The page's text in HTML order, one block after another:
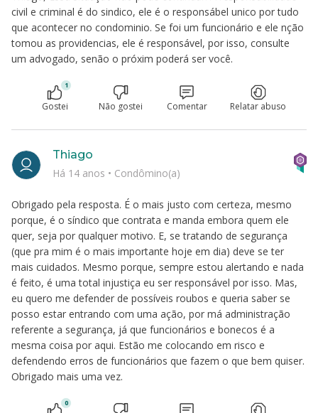
civil e criminal é do sindico, ele é o responsábel unico por tudo
que acontecer no condominio. Se foi um funcionário e ele nção
tomou as providencias, ele é responsável, por isso, consulte
um advogado, senão o próxim poderá ser você.
1
Gostei Não gostei Comentar Relatar abuso
Obrigado pela resposta. É o mais justo com certeza, mesmo
porque, é o síndico que contrata e manda embora quem ele
quer, seja por qualquer motivo. E, se tratando de segurança
(que pra mim é o mais importante hoje em dia) deve se ter
mais cuidados. Mesmo porque, sempre estou alertando e nada
é feito, é uma total injustiça eu ser responsável por isso. Mas,
eu quero me defender de possíveis roubos e queria saber se
posso estar entrando com uma ação, por má administração
referente a segurança, já que funcionários e bonecos é a
mesma coisa por aqui. Estão me colocando em risco e
defendendo erros de funcionários que fazem o que bem quiser.
Obrigado mais uma vez.
Thiago
Há 14 anos • Condômino(a)
0